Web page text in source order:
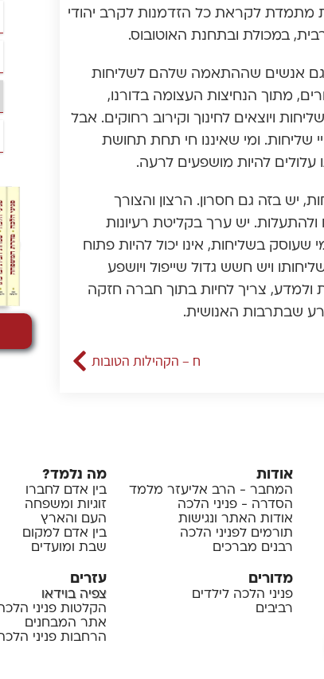
לקראת כל הזדמנות לקרב יהודי
במכולת ובתחנת האוטובוס.
גם אנשים שההתאמה שלהם לשליחות
מתוך הנחיצות העצומה בדורנו,
ויוצאים לחינוך וקירוב רחוקים. אבל
שליחות. ומי שאיננו חי תחת תחושת
עלולים להיות מושפעים לרעה.
יש בזה גם חסרון. הרצון והצורך
יש ערך בקליטת רעיונות
בשליחות, אינו יכול להיות פתוח
ויש חשש גדול שייפול ויושפע
ולמדע, צריך לחיות בתוך חברה חזקה
שבתרבות האנושית.
ח – הקהילות הטובות
אודות
המחבר - הרב אליעזר מלמד
הסדרה - פניני הלכה
אודות האתר ונגישות
תורמים לפניני הלכה
רבנים מברכים
מה נלמד?
בין אדם לחברו
זוגיות ומשפחה
העם והארץ
בין אדם למקום
שבת ומועדים
מדורים
פניני הלכה לילדים
רביבים
עזרים
צפיה בוידאו
הקלטות פניני
אתר המבחנים
הרחבות פניני